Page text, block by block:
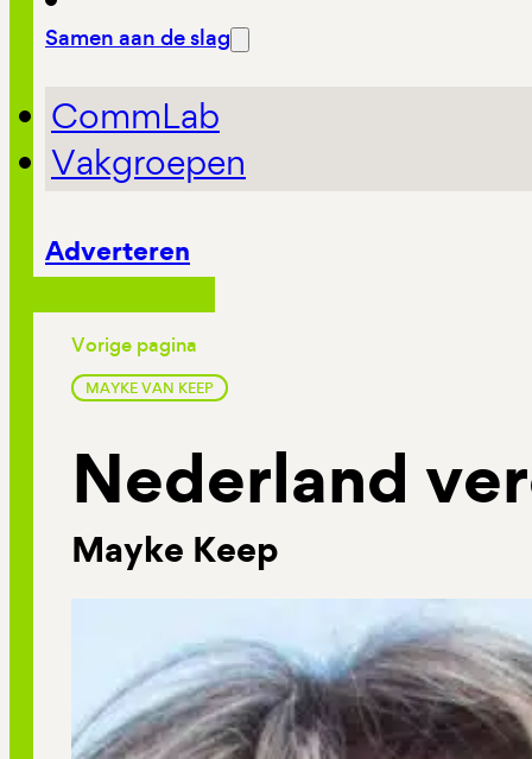
Samen aan de slag
CommLab
Vakgroepen
Adverteren
Vorige pagina
MAYKE VAN KEEP
Nederland
Mayke Keep